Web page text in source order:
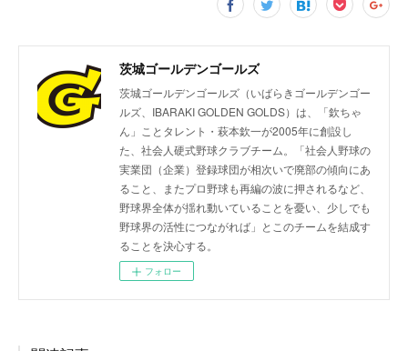
茨城ゴールデンゴールズ
茨城ゴールデンゴールズ（いばらきゴールデンゴー
ルズ、IBARAKI GOLDEN GOLDS）は、「欽ちゃ
ん」ことタレント・萩本欽一が2005年に創設し
た、社会人硬式野球クラブチーム。「社会人野球の
実業団（企業）登録球団が相次いで廃部の傾向にあ
ること、またプロ野球も再編の波に押されるなど、
野球界全体が揺れ動いていることを憂い、少しでも
野球界の活性につながれば」とこのチームを結成す
ることを決心する。
フォロー